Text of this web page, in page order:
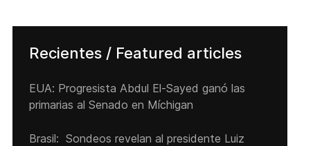
Recientes / Featured articles
EUA: Progresista Abdul El-Sayed ganó las
primarias al Senado ‌en Míchigan
Brasil: Sondeos revelan al presidente Luiz